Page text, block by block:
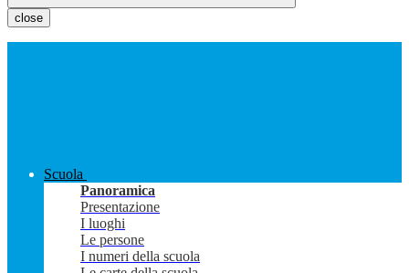
close
Scuola
Panoramica
Presentazione
I luoghi
Le persone
I numeri della scuola